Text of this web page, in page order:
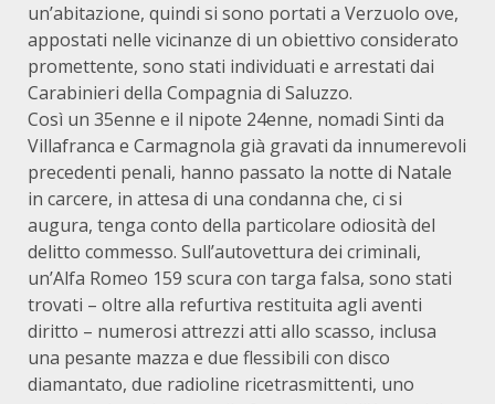
un’abitazione, quindi si sono portati a Verzuolo ove,
appostati nelle vicinanze di un obiettivo considerato
promettente, sono stati individuati e arrestati dai
Carabinieri della Compagnia di Saluzzo.
Così un 35enne e il nipote 24enne, nomadi Sinti da
Villafranca e Carmagnola già gravati da innumerevoli
precedenti penali, hanno passato la notte di Natale
in carcere, in attesa di una condanna che, ci si
augura, tenga conto della particolare odiosità del
delitto commesso. Sull’autovettura dei criminali,
un’Alfa Romeo 159 scura con targa falsa, sono stati
trovati – oltre alla refurtiva restituita agli aventi
diritto – numerosi attrezzi atti allo scasso, inclusa
una pesante mazza e due flessibili con disco
diamantato, due radioline ricetrasmittenti, uno